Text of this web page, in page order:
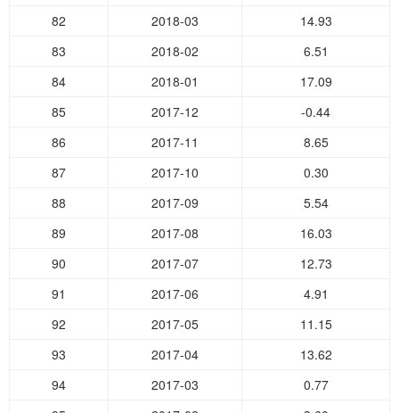
82
2018-03
14.93
83
2018-02
6.51
84
2018-01
17.09
85
2017-12
-0.44
86
2017-11
8.65
87
2017-10
0.30
88
2017-09
5.54
89
2017-08
16.03
90
2017-07
12.73
91
2017-06
4.91
92
2017-05
11.15
93
2017-04
13.62
94
2017-03
0.77